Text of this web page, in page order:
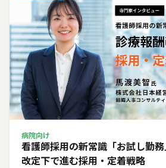
病院向け
看護師採用の新常識「お試し勤
改定下で進む採用・定着戦略